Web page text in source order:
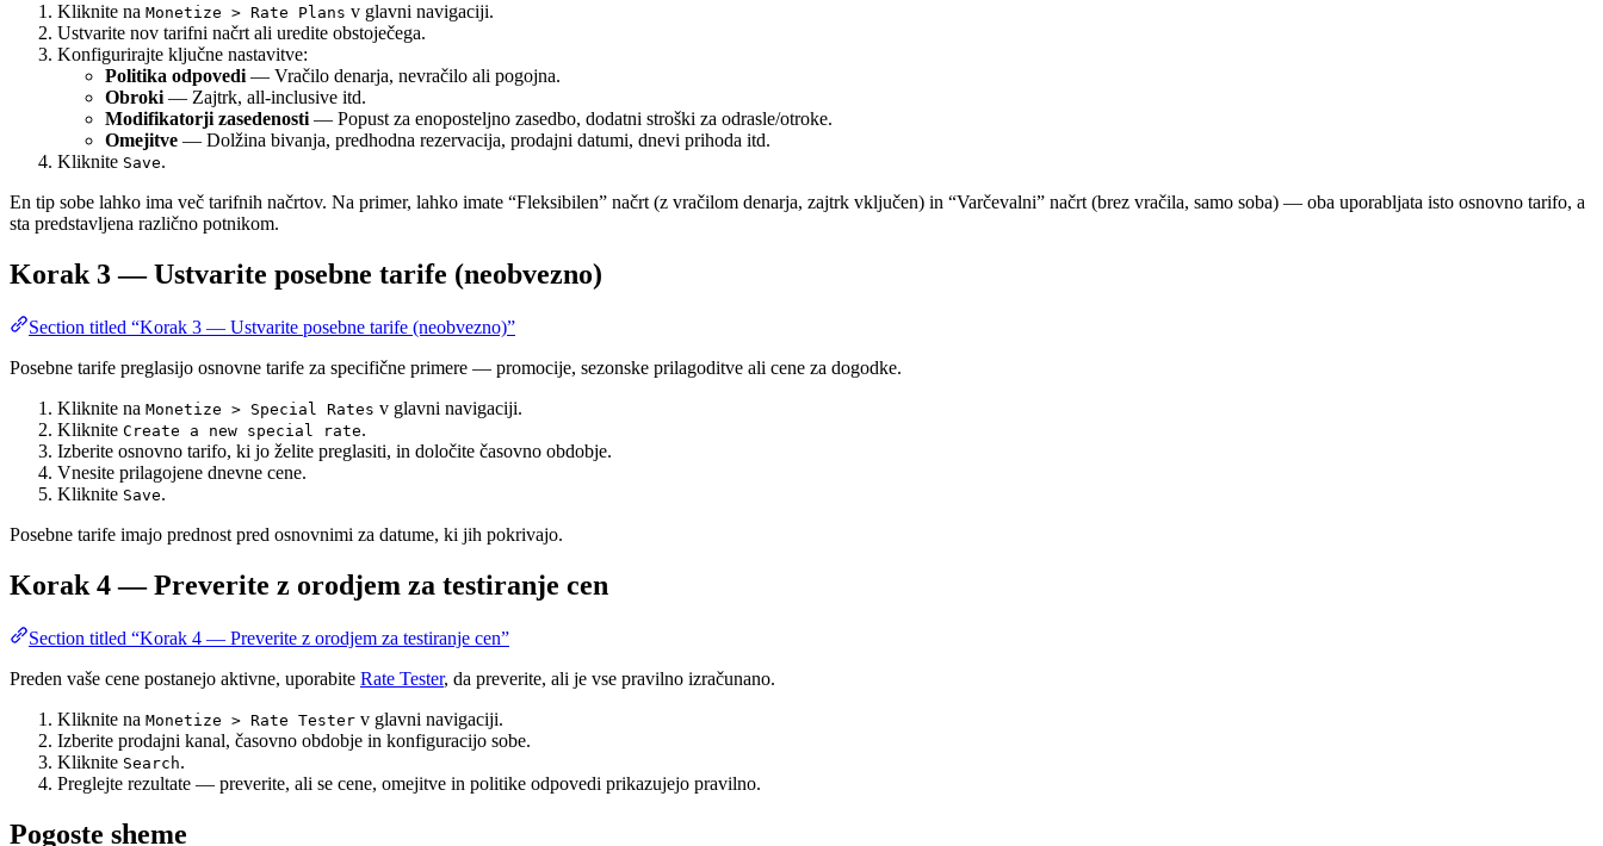
Kliknite na Monetize > Rate Plans v glavni navigaciji.
Ustvarite nov tarifni načrt ali uredite obstoječega.
Konfigurirajte ključne nastavitve:
Politika odpovedi — Vračilo denarja, nevračilo ali pogojna.
Obroki — Zajtrk, all-inclusive itd.
Modifikatorji zasedenosti — Popust za enoposteljno zasedbo, dodatni stroški za odrasle/otroke.
Omejitve — Dolžina bivanja, predhodna rezervacija, prodajni datumi, dnevi prihoda itd.
Kliknite Save.
En tip sobe lahko ima več tarifnih načrtov. Na primer, lahko imate “Fleksibilen” načrt (z vračilom denarja, zajtrk vključen) in “Varčevalni” načrt (brez vračila, samo soba) — oba uporabljata isto osnovno tarifo, a
sta predstavljena različno potnikom.
Korak 3 — Ustvarite posebne tarife (neobvezno)
Section titled “Korak 3 — Ustvarite posebne tarife (neobvezno)”
Posebne tarife preglasijo osnovne tarife za specifične primere — promocije, sezonske prilagoditve ali cene za dogodke.
Kliknite na Monetize > Special Rates v glavni navigaciji.
Kliknite Create a new special rate.
Izberite osnovno tarifo, ki jo želite preglasiti, in določite časovno obdobje.
Vnesite prilagojene dnevne cene.
Kliknite Save.
Posebne tarife imajo prednost pred osnovnimi za datume, ki jih pokrivajo.
Korak 4 — Preverite z orodjem za testiranje cen
Section titled “Korak 4 — Preverite z orodjem za testiranje cen”
Preden vaše cene postanejo aktivne, uporabite Rate Tester, da preverite, ali je vse pravilno izračunano.
Kliknite na Monetize > Rate Tester v glavni navigaciji.
Izberite prodajni kanal, časovno obdobje in konfiguracijo sobe.
Kliknite Search.
Preglejte rezultate — preverite, ali se cene, omejitve in politike odpovedi prikazujejo pravilno.
Pogoste sheme